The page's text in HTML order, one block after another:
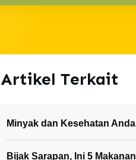
Artikel Terkait
Minyak dan Kesehatan Anda
Bijak Sarapan, Ini 5 Makanan